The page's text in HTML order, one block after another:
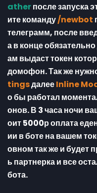
atherпосле запуска
ите команду/newbot
телеграмм, после
а в конце
ам выдаст токен
домофон. Так же
tingsдалееInline
о бы работал
онов. В 3 часа ночи
оит 5000р оплата
ии в боте на вашем
овном так же и будет
ь партнерка и все
бота.